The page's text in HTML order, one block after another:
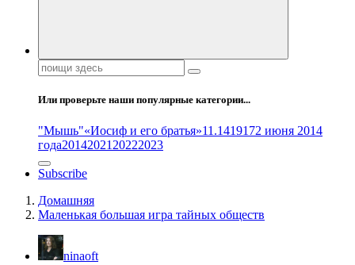
Поиск:
Или проверьте наши популярные категории...
"Мышь"«Иосиф и его братья»11.1419172 июня 2014
года2014202120222023
Subscribe
Домашняя
Маленькая большая игра тайных обществ
ninaoft